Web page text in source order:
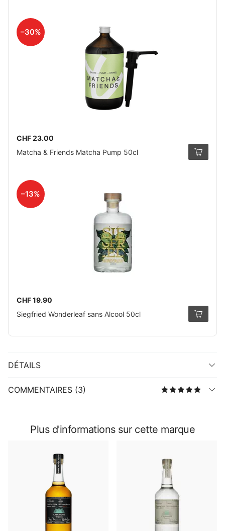
–30%
CHF 23.00
Matcha & Friends Matcha Pump 50cl
–13%
CHF 19.90
Siegfried Wonderleaf sans Alcool 50cl
DÉTAILS
COMMENTAIRES (3)
Plus d'informations sur cette marque